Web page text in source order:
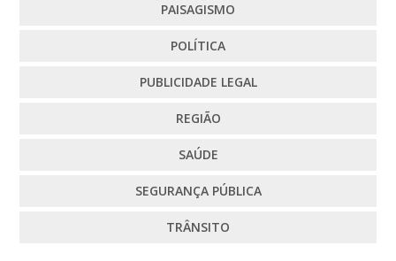
PAISAGISMO
POLÍTICA
PUBLICIDADE LEGAL
REGIÃO
SAÚDE
SEGURANÇA PÚBLICA
TRÂNSITO